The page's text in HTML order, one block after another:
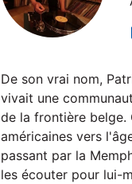
De son vrai nom,
vivait une
de la frontière belge.
américaines vers
passant par la
les écouter pour lui-